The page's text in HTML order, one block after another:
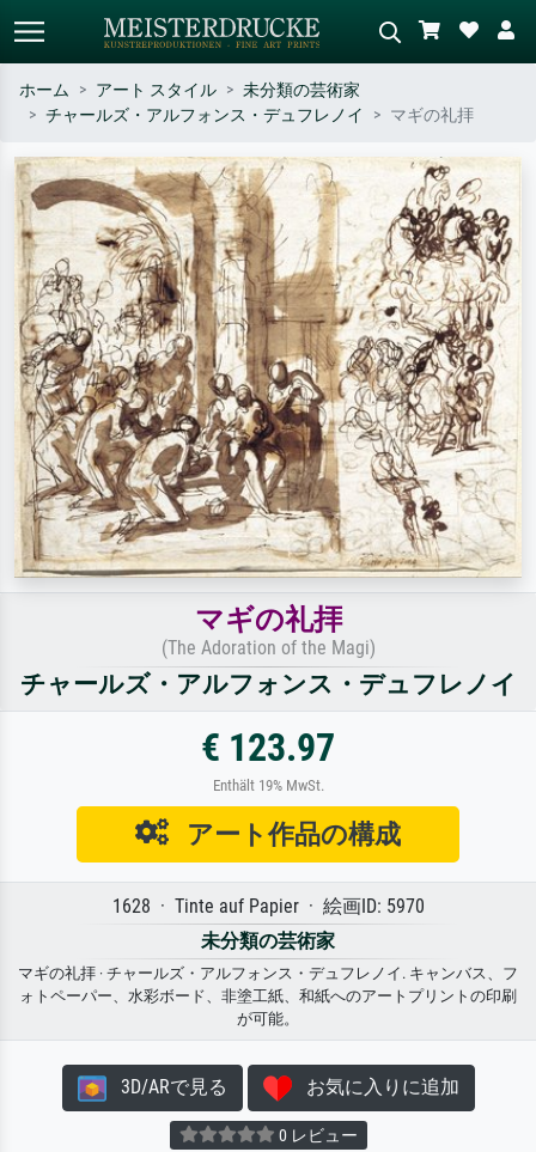
作家名・作品名・スタイルで検索
– 例：モネ、星月夜、印象派、北
斎の波、ヌード。
シーンを説明してください – 例：
緑の草原、赤の多い抽象画、暗い
油絵、木のそばの立ち姿のヌー
ド。
ホーム アート スタイル
未分類の芸術家
チャールズ・アルフォンス・デュフレノイ
マギの礼拝
マギの礼拝
(The Adoration of the Magi)
チャールズ・アルフォンス・デュフレノイ
€ 123.97
Enthält 19% MwSt.
アート作品の構成
1628 · Tinte auf Papier · 絵画ID: 5970
未分類の芸術家
マギの礼拝 · チャールズ・アルフォンス・デュフレノイ. キャンバス、フ
ォトペーパー、水彩ボード、非塗工紙、和紙へのアートプリントの印刷
が可能。
3D/ARで見る お気に入りに追加
0 レビュー